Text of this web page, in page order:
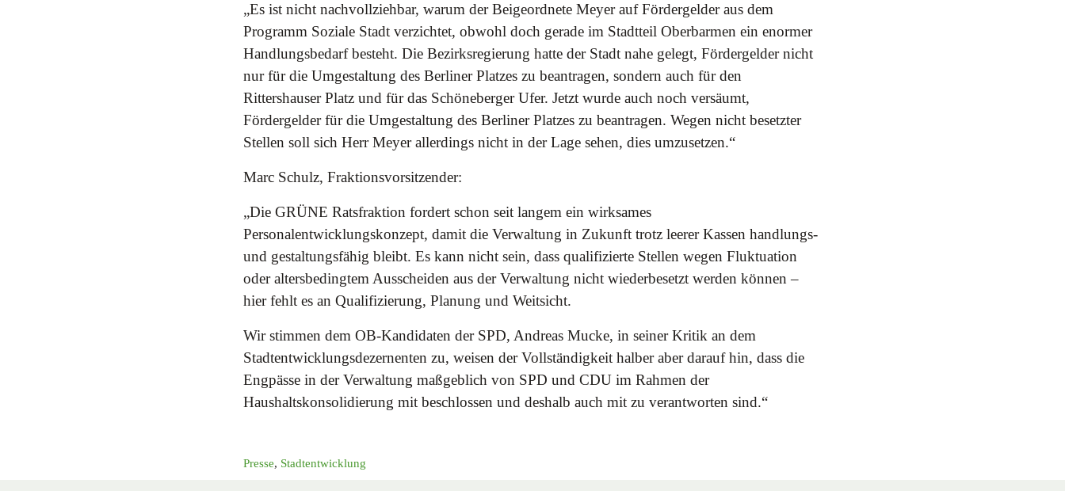
„Es ist nicht nachvollziehbar, warum der Beigeordnete Meyer auf Fördergelder aus dem
Programm Soziale Stadt verzichtet, obwohl doch gerade im Stadtteil Oberbarmen ein enormer
Handlungsbedarf besteht. Die Bezirksregierung hatte der Stadt nahe gelegt, Fördergelder nicht
nur für die Umgestaltung des Berliner Platzes zu beantragen, sondern auch für den
Rittershauser Platz und für das Schöneberger Ufer. Jetzt wurde auch noch versäumt,
Fördergelder für die Umgestaltung des Berliner Platzes zu beantragen. Wegen nicht besetzter
Stellen soll sich Herr Meyer allerdings nicht in der Lage sehen, dies umzusetzen.“
Marc Schulz, Fraktionsvorsitzender:
„Die GRÜNE Ratsfraktion fordert schon seit langem ein wirksames
Personalentwicklungskonzept, damit die Verwaltung in Zukunft trotz leerer Kassen handlungs-
und gestaltungsfähig bleibt. Es kann nicht sein, dass qualifizierte Stellen wegen Fluktuation
oder altersbedingtem Ausscheiden aus der Verwaltung nicht wiederbesetzt werden können –
hier fehlt es an Qualifizierung, Planung und Weitsicht.
Wir stimmen dem OB-Kandidaten der SPD, Andreas Mucke, in seiner Kritik an dem
Stadtentwicklungsdezernenten zu, weisen der Vollständigkeit halber aber darauf hin, dass die
Engpässe in der Verwaltung maßgeblich von SPD und CDU im Rahmen der
Haushaltskonsolidierung mit beschlossen und deshalb auch mit zu verantworten sind.“
Presse, Stadtentwicklung